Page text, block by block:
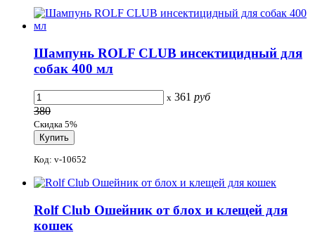
Шампунь ROLF CLUB инсектицидный для
собак 400 мл
x 361 руб
380
Скидка 5%
Код: v-10652
Rolf Club Ошейник от блох и клещей для
кошек